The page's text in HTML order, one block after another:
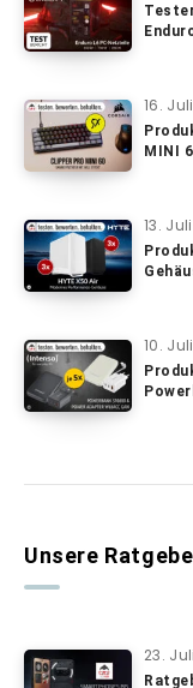
16.
MINI
13.
10.
Unsere
23.